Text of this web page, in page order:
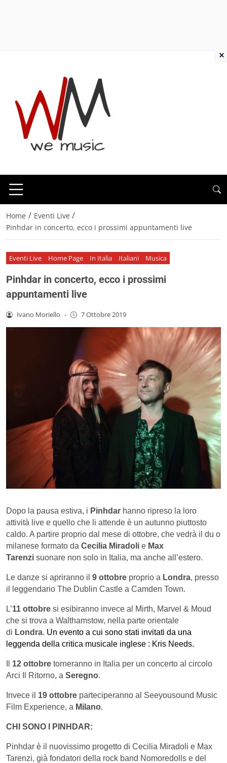
Home / Eventi Live /
Pinhdar in concerto, ecco i prossimi appuntamenti live
Eventi Live Home Page In Italia Italiani Musica
Pinhdar in concerto, ecco i prossimi
appuntamenti live
Ivano Moriello - 7 Ottobre 2019
Dopo la pausa estiva, i Pinhdar hanno ripreso la loro
attività live e quello che li attende è un autunno piuttosto
caldo. A partire proprio dal mese di ottobre, che vedrà il du o
milanese formato da Cecilia Miradoli e Max
Tarenzi suonare non solo in Italia, ma anche all’estero.
Le danze si apriranno il 9 ottobre proprio a Londra, presso
il leggendario The Dublin Castle a Camden Town.
L’11 ottobre si esibiranno invece al Mirth, Marvel & Moud
che si trova a Walthamstow, nella parte orientale
di Londra. Un evento a cui sono stati invitati da una
leggenda della critica musicale inglese : Kris Needs.
12 ottobre torneranno in Italia per un concerto al circolo
Arci Il Ritorno, a Seregno.
Invece il 19 ottobre parteciperanno al Seeyousound Music
Film Experience, a Milano.
CHI SONO I PINHDAR:
Pinhdar è il nuovissimo progetto di Cecilia Miradoli e Max
Tarenzi, già fondatori della rock band Nomoredolls e del
×